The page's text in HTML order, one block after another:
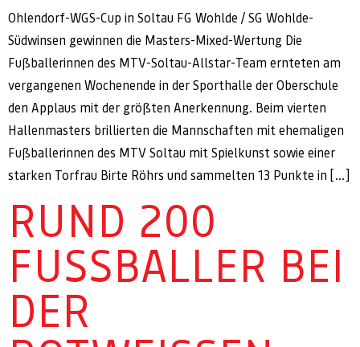
Ohlendorf-WGS-Cup in Soltau FG Wohlde / SG Wohlde-
Südwinsen gewinnen die Masters-Mixed-Wertung Die
Fußballerinnen des MTV-Soltau-Allstar-Team ernteten am
vergangenen Wochenende in der Sporthalle der Oberschule
den Applaus mit der größten Anerkennung. Beim vierten
Hallenmasters brillierten die Mannschaften mit ehemaligen
Fußballerinnen des MTV Soltau mit Spielkunst sowie einer
starken Torfrau Birte Röhrs und sammelten 13 Punkte in […]
RUND 200
FUSSBALLER BEI D
ER R